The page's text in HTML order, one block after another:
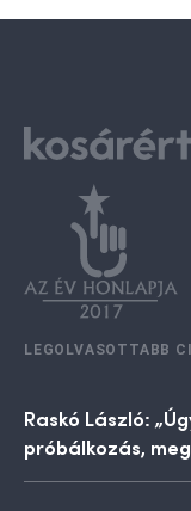
LEGOLVASOTTABB
Raskó László:
próbálkozás,